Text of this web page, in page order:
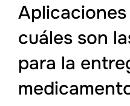
cuáles son
para la